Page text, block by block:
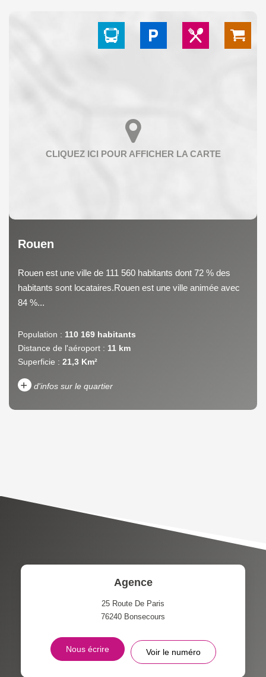
Rouen
Rouen est une ville de 111 560 habitants dont 72 % des
habitants sont locataires.Rouen est une ville animée avec
84 %...
Population : 110 169 habitants
Distance de l'aéroport : 11 km
Superficie : 21,3 Km²
+ d'infos sur le quartier
TAUX DE PROPRIÉTAIRES
PART DES MÉNAGES SANS
DISTANCE DE L'AÉROPORT :
Agence
25 Route De Paris
76240 Bonsecours
Nous écrire Voir le numéro